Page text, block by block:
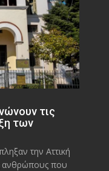
τις
των
την Αττική
ανθρώπους που